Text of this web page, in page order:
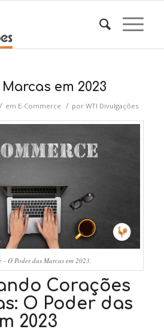
em 2023
/ em E-Commerce / por WTI Divulgações
- O Poder das Marcas em 2023.
Corações
O Poder das
2023